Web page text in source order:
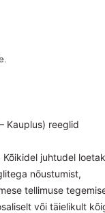
Kauplus) reeglid
juhtudel
nõustumist,
tellimuse
või täielikult